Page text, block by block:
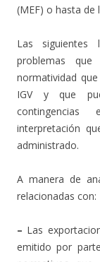
(MEF) o hasta de
Las siguientes
problemas
normatividad
IGV y que
interpretación
administrado.
A manera de
relacionadas con:
– Las
emitido por